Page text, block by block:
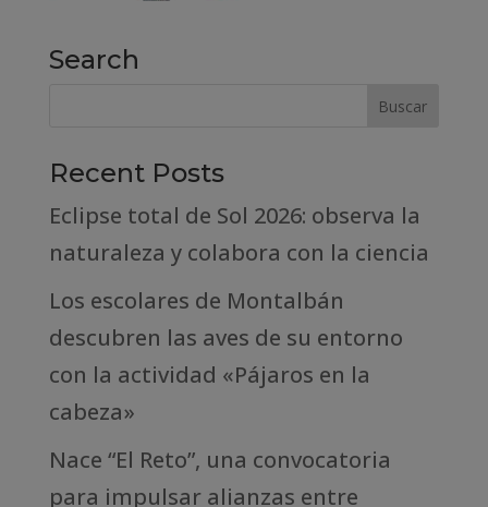
Search
Recent Posts
Eclipse total de Sol 2026: observa la
naturaleza y colabora con la ciencia
Los escolares de Montalbán
descubren las aves de su entorno
con la actividad «Pájaros en la
cabeza»
Nace “El Reto”, una convocatoria
para impulsar alianzas entre